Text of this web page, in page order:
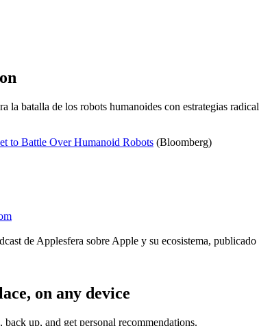
la batalla de los robots humanoides con estrategias
to Battle Over Humanoid Robots (Bloomberg)
de Applesfera sobre Apple y su ecosistema,
on any device
back up, and get personal recommendations.